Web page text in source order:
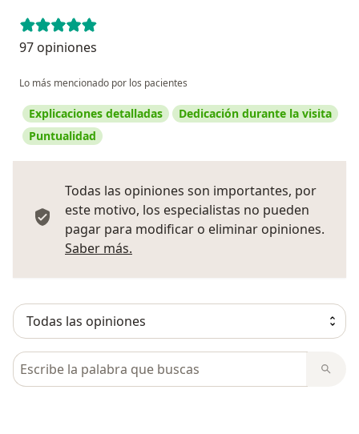
97 opiniones
Lo más mencionado por los pacientes
Explicaciones detalladas
Dedicación durante la visita
Puntualidad
Todas las opiniones son importantes, por
este motivo, los especialistas no pueden
pagar para modificar o eliminar opiniones.
Saber más.
Busca en opiniones